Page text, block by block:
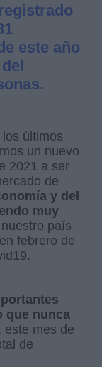
este año
últimos
un nuevo
2021 a ser
de
y del
muy
país
febrero de
que nunca
este mes de
de